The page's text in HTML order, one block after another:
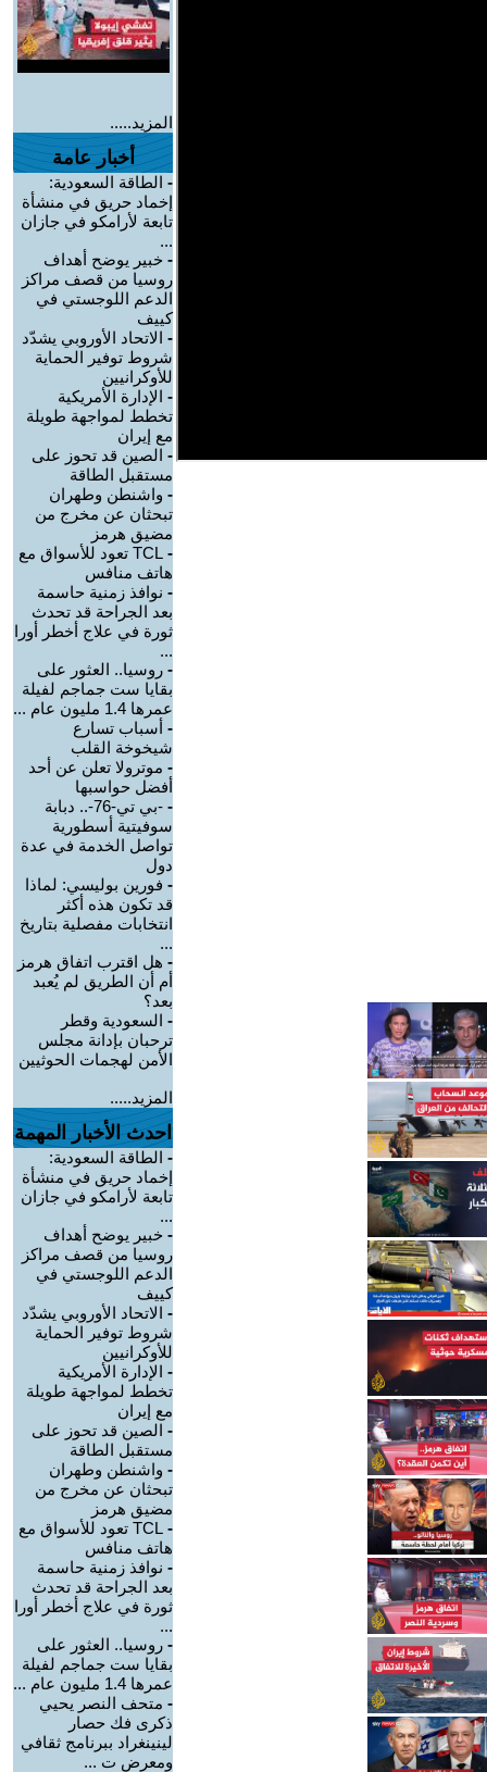
المزيد.....
أخبار عامة
- الطاقة السعودية:
إخماد حريق في منشأة
تابعة لأرامكو في جازان
...
- خبير يوضح أهداف
روسيا من قصف مراكز
الدعم اللوجستي في
كييف
- الاتحاد الأوروبي يشدّد
شروط توفير الحماية
للأوكرانيين
- الإدارة الأمريكية
تخطط لمواجهة طويلة
مع إيران
- الصين قد تحوز على
مستقبل الطاقة
- واشنطن وطهران
تبحثان عن مخرج من
مضيق هرمز
-
TCL تعود للأسواق مع
هاتف منافس
- نوافذ زمنية حاسمة
بعد الجراحة قد تحدث
ثورة في علاج أخطر أورا
...
- روسيا.. العثور على
بقايا ست جماجم لفيلة
عمرها 1.4 مليون عام ...
- أسباب تسارع
شيخوخة القلب
- موترولا تعلن عن أحد
أفضل حواسبها
-
-بي تي-76-.. دبابة
سوفيتية أسطورية
تواصل الخدمة في عدة
دول
- فورين بوليسي: لماذا
قد تكون هذه أكثر
انتخابات مفصلية بتاريخ
...
- هل اقترب اتفاق هرمز
أم أن الطريق لم يُعبد
بعد؟
- السعودية وقطر
ترحبان بإدانة مجلس
الأمن لهجمات الحوثيين
المزيد.....
احدث الأخبار المهمة
- الطاقة السعودية:
إخماد حريق في منشأة
تابعة لأرامكو في جازان
...
- خبير يوضح أهداف
روسيا من قصف مراكز
الدعم اللوجستي في
كييف
- الاتحاد الأوروبي يشدّد
شروط توفير الحماية
للأوكرانيين
- الإدارة الأمريكية
تخطط لمواجهة طويلة
مع إيران
- الصين قد تحوز على
مستقبل الطاقة
- واشنطن وطهران
تبحثان عن مخرج من
مضيق هرمز
-
TCL تعود للأسواق مع
هاتف منافس
- نوافذ زمنية حاسمة
بعد الجراحة قد تحدث
ثورة في علاج أخطر أورا
...
- روسيا.. العثور على
بقايا ست جماجم لفيلة
عمرها 1.4 مليون عام ...
- متحف النصر يحيي
ذكرى فك حصار
لينينغراد ببرنامج ثقافي
ومعرض ت ...